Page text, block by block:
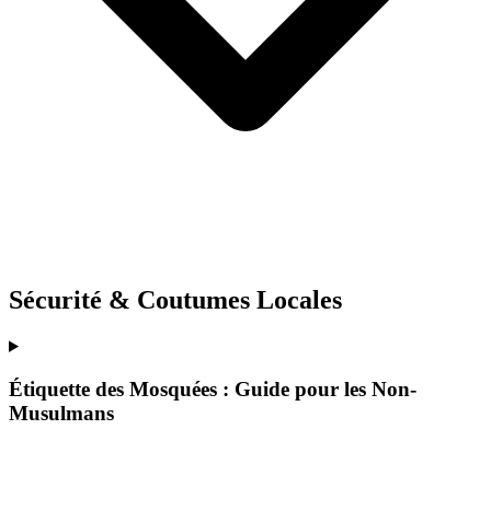
Sécurité & Coutumes Locales
Étiquette des Mosquées : Guide pour les Non-
Musulmans